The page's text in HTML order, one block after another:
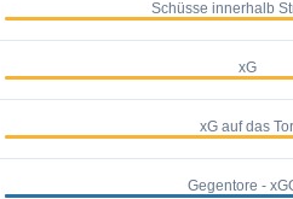
Schüsse innerhalb
xG
xG auf das Tor
Gegentore -